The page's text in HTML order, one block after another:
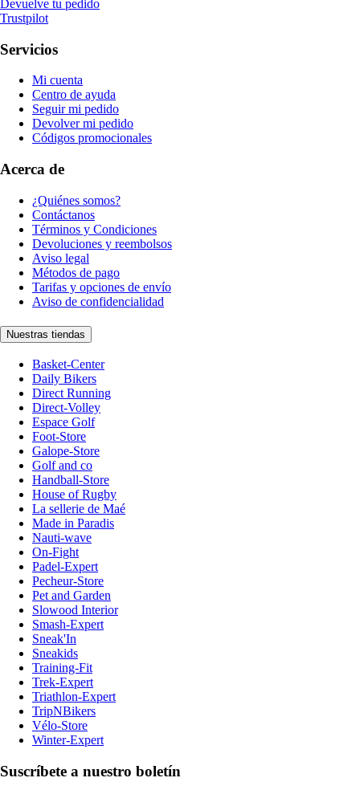
Devuelve tu pedido
Trustpilot
Servicios
Mi cuenta
Centro de ayuda
Seguir mi pedido
Devolver mi pedido
Códigos promocionales
Acerca de
¿Quiénes somos?
Contáctanos
Términos y Condiciones
Devoluciones y reembolsos
Aviso legal
Métodos de pago
Tarifas y opciones de envío
Aviso de confidencialidad
Nuestras tiendas
Basket-Center
Daily Bikers
Direct Running
Direct-Volley
Espace Golf
Foot-Store
Galope-Store
Golf and co
Handball-Store
House of Rugby
La sellerie de Maé
Made in Paradis
Nauti-wave
On-Fight
Padel-Expert
Pecheur-Store
Pet and Garden
Slowood Interior
Smash-Expert
Sneak'In
Sneakids
Training-Fit
Trek-Expert
Triathlon-Expert
TripNBikers
Vélo-Store
Winter-Expert
Suscríbete a nuestro boletín